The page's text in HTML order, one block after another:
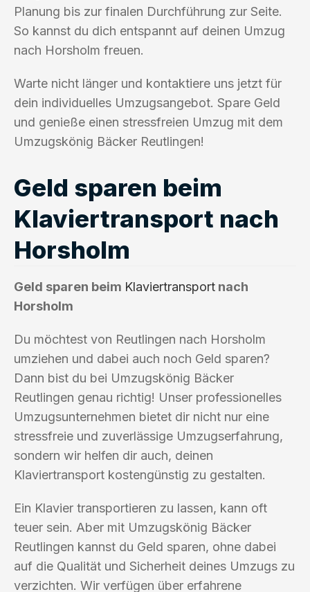
Planung bis zur finalen Durchführung zur Seite.
So kannst du dich entspannt auf deinen Umzug
nach Horsholm freuen.
Warte nicht länger und kontaktiere uns jetzt für
dein individuelles Umzugsangebot. Spare Geld
und genieße einen stressfreien Umzug mit dem
Umzugskönig Bäcker Reutlingen!
Geld sparen beim
Klaviertransport nach
Horsholm
Geld sparen beim Klaviertransport nach
Horsholm
Du möchtest von Reutlingen nach Horsholm
umziehen und dabei auch noch Geld sparen?
Dann bist du bei Umzugskönig Bäcker
Reutlingen genau richtig! Unser professionelles
Umzugsunternehmen bietet dir nicht nur eine
stressfreie und zuverlässige Umzugserfahrung,
sondern wir helfen dir auch, deinen
Klaviertransport kostengünstig zu gestalten.
Ein Klavier transportieren zu lassen, kann oft
teuer sein. Aber mit Umzugskönig Bäcker
Reutlingen kannst du Geld sparen, ohne dabei
auf die Qualität und Sicherheit deines Umzugs zu
verzichten. Wir verfügen über erfahrene